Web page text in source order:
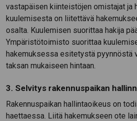
vastapäisen kiinteistöjen omistajat ja
kuulemisesta on liitettävä
osalta. Kuulemisen suorittaa hakija
Ympäristötoimisto suorittaa
hakemuksessa esitetystä pyynnöstä
taksan mukaiseen hintaan.
3. Selvitys rakennuspaikan
Rakennuspaikan hallintaoikeus on
haettaessa. Liitä hakemukseen ote